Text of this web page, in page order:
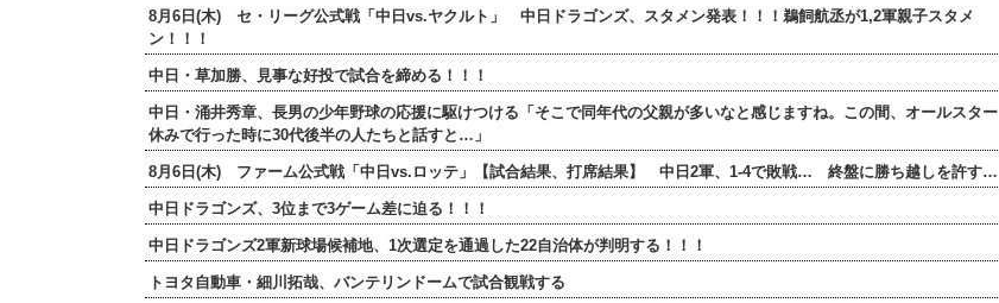
8月6日(木) セ・リーグ公式戦「中日vs.ヤクルト」 中日ドラゴンズ、スタメン発表！！！鵜飼航丞が1,2軍親子スタメ
ン！！！
中日・草加勝、見事な好投で試合を締める！！！
中日・涌井秀章、長男の少年野球の応援に駆けつける「そこで同年代の父親が多いなと感じますね。この間、オールスター
休みで行った時に30代後半の人たちと話すと…」
8月6日(木) ファーム公式戦「中日vs.ロッテ」【試合結果、打席結果】 中日2軍、1-4で敗戦… 終盤に勝ち越しを許す…
中日ドラゴンズ、3位まで3ゲーム差に迫る！！！
中日ドラゴンズ2軍新球場候補地、1次選定を通過した22自治体が判明する！！！
トヨタ自動車・細川拓哉、バンテリンドームで試合観戦する